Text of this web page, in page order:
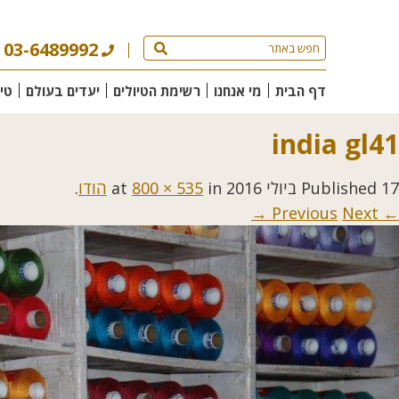
03-6489992
דף הבית מי אנחנו רשימת הטיולים יעדים בעולם
india gl41
Published 17 ביולי 2016 800 × 535 in הודו.
← Previous
Next →